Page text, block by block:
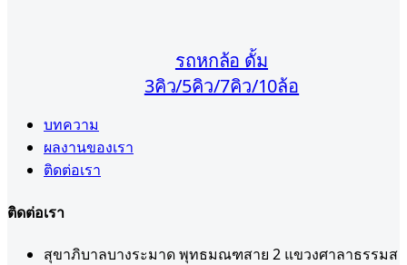
รถหกล้อ ดั้ม
3คิว/5คิว/7คิว/10ล้อ
บทความ
ผลงานของเรา
ติดต่อเรา
ติดต่อเรา
สุขาภิบาลบางระมาด พุทธมณฑสาย 2 แขวงศาลาธรรมส